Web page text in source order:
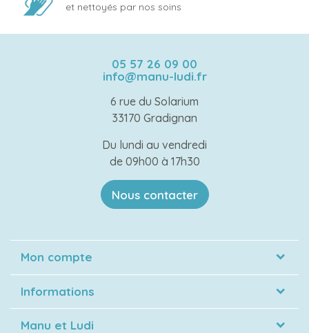
et nettoyés par nos soins
05 57 26 09 00
info@manu-ludi.fr
6 rue du Solarium
33170 Gradignan
Du lundi au vendredi
de 09h00 à 17h30
Nous contacter
Mon compte
Informations
Manu et Ludi